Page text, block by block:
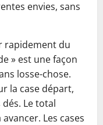
envies, sans
rapidement du
» est une façon
losse-chose.
la case départ,
Le total
Les cases